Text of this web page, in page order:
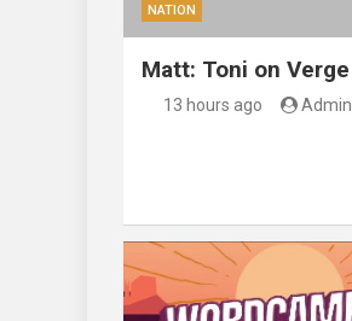
NATION
Matt: Toni on Verge
13 hours ago Admin